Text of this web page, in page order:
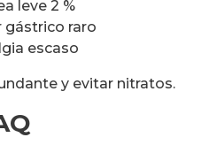
leve 2 %
gástrico raro
escaso
y evitar nitratos.